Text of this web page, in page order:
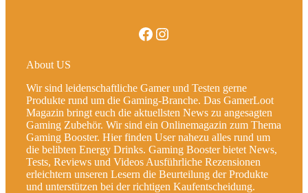
Facebook
Instagram
About US
Wir sind leidenschaftliche Gamer und Testen gerne
Produkte rund um die Gaming-Branche. Das GamerLoot
Magazin bringt euch die aktuellsten News zu angesagten
Gaming Zubehör. Wir sind ein Onlinemagazin zum Thema
Gaming Booster. Hier finden User nahezu alles rund um
die belibten Energy Drinks. Gaming Booster bietet News,
Tests, Reviews und Videos Ausführliche Rezensionen
erleichtern unseren Lesern die Beurteilung der Produkte
und unterstützen bei der richtigen Kaufentscheidung.